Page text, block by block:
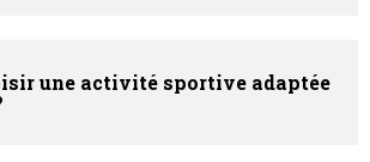
une activité sportive adaptée